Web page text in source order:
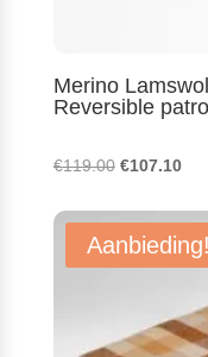
Merino
Reversible
€119.00
was:
€119.00.
€107.10
is:
Aanbieding!